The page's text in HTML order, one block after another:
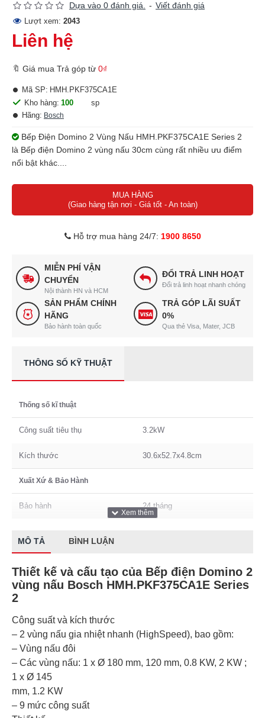
Dựa vào 0 đánh giá. - Viết đánh giá
Lượt xem: 2043
Liên hệ
🔖 Giá mua Trả góp từ 0₫
Kho hàng: 100
sp
Hãng: Bosch
Mã SP: HMH.PKF375CA1E
Bếp Điện Domino 2 Vùng Nấu HMH.PKF375CA1E Series 2
là Bếp điện Domino 2 vùng nấu 30cm cùng rất nhiều ưu điểm
nổi bật khác....
MUA HÀNG
(Giao hàng tận nơi - Giá tốt - An toàn)
Hỗ trợ mua hàng 24/7: 1900 8650
MIỄN PHÍ VẬN
CHUYỂN
Nội thành HN và HCM
ĐỔI TRẢ LINH HOẠT
Đổi trả linh hoạt nhanh chóng
SẢN PHẨM CHÍNH
HÃNG
Bảo hành toàn quốc
TRẢ GÓP LÃI SUẤT
0%
Qua thẻ Visa, Mater, JCB
THÔNG SỐ KỸ THUẬT
Thống số kĩ thuật
Công suất tiêu thụ 3.2kW
Kích thước 30.6x52.7x4.8cm
Xuất Xứ & Bảo Hành
Bảo hành 24 tháng
MÔ TẢ BÌNH LUẬN
Thiết kế và cấu tạo của Bếp điện Domino 2
vùng nấu Bosch HMH.PKF375CA1E Series
2
Công suất và kích thước
– 2 vùng nấu gia nhiệt nhanh (HighSpeed), bao gồm:
– Vùng nấu đôi
– Các vùng nấu: 1 x Ø 180 mm, 120 mm, 0.8 KW, 2 KW ;
1 x Ø 145
mm, 1.2 KW
– 9 mức công suất